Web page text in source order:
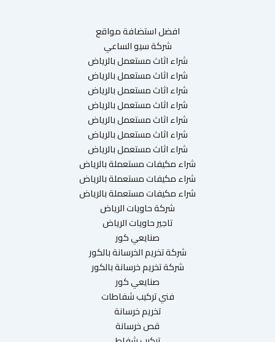
افضل استضافة مواقع
شركة سيو الساعي
شراء اثاث مستعمل بالرياض
شراء اثاث مستعمل بالرياض
شراء اثاث مستعمل بالرياض
شراء اثاث مستعمل بالرياض
شراء اثاث مستعمل بالرياض
شراء اثاث مستعمل بالرياض
شراء اثاث مستعمل بالرياض
شراء مكيفات مستعملة بالرياض
شراء مكيفات مستعملة بالرياض
شراء مكيفات مستعملة بالرياض
شركة حاويات الرياض
تاجير حاويات الرياض
صنايعي كور
شركة تخريم الخرسانة بالكور
شركة تخريم خرسانة بالكور
صنايعي كور
فني تركيب شفاطات
تخريم خرسانة
قص خرسانة